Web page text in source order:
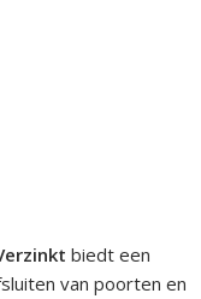
biedt een
van poorten en